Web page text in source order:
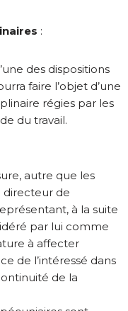
:
des dispositions
faire l’objet d’une
régies par les
du travail.
autre que les
directeur de
à la suite
par lui comme
à affecter
de l’intéressé dans
de la